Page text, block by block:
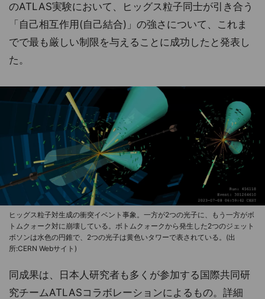
のATLAS実験において、ヒッグス粒子同士が引き合う
「自己相互作用(自己結合)」の強さについて、これま
でで最も厳しい制限を与えることに成功したと発表し
た。
ヒッグス粒子対生成の衝突イベント事象。一方が2つの光子に、もう一方がボ
トムクォーク対に崩壊している。ボトムクォークから発生した2つのジェット
ボソンは水色の円錐で、2つの光子は黄色いタワーで表されている。(出
所:CERN Webサイト)
同成果は、日本人研究者も多くが参加する国際共同研
究チームATLASコラボレーションによるもの。詳細